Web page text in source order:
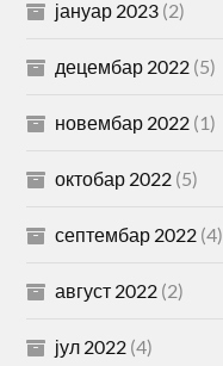
јануар 2023 (2)
децембар 2022 (5)
новембар 2022 (1)
октобар 2022 (5)
септембар 2022 (4)
август 2022 (2)
јул 2022 (4)